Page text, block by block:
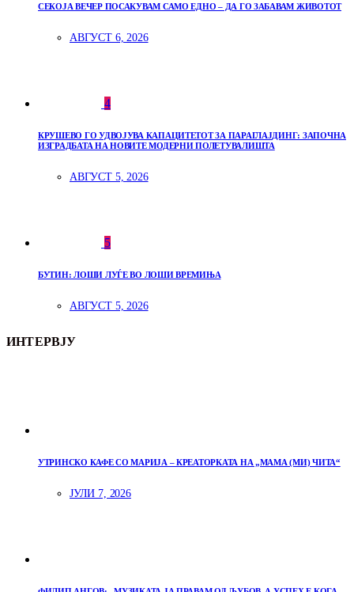
СЕКОЈА ВЕЧЕР ПОСАКУВАМ САМО ЕДНО – ДА ГО ЗАБАВАМ ЖИВОТОТ
АВГУСТ 6, 2026
4
КРУШЕВО ГО УДВОЈУВА КАПАЦИТЕТОТ ЗА ПАРАГЛАЈДИНГ: ЗАПОЧНА
ИЗГРАДБАТА НА НОВИТЕ МОДЕРНИ ПОЛЕТУВАЛИШТА
АВГУСТ 5, 2026
5
БУТИН: ЛОШИ ЛУЃЕ ВО ЛОШИ ВРЕМИЊА
АВГУСТ 5, 2026
ИНТЕРВЈУ
УТРИНСКО КАФЕ СО МАРИЈА – КРЕАТОРКАТА НА „МАМА (МИ) ЧИТА“
ЈУЛИ 7, 2026